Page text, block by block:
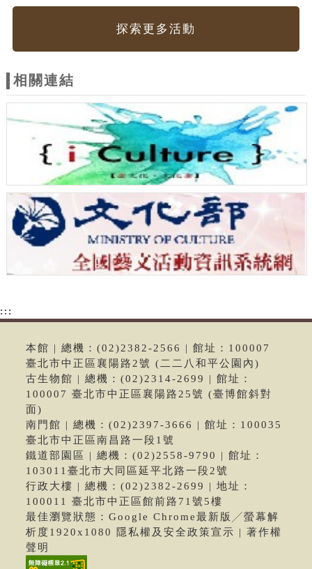
探索更多活動
相關連結
:::
本館 | 總機：(02)2382-2566 | 館址：100007
臺北市中正區襄陽路2號 (二二八和平公園內)
古生物館 | 總機：(02)2314-2699 | 館址：
100007 臺北市中正區襄陽路25號 (臺博館斜對
面)
南門館 | 總機：(02)2397-3666 | 館址：100035
臺北市中正區南昌路一段1號
鐵道部園區 | 總機：(02)2558-9790 | 館址：
103011臺北市大同區延平北路一段2號
行政大樓 | 總機：(02)2382-2699 | 地址：
100011 臺北市中正區館前路71號5樓
最佳瀏覽狀態：Google Chrome最新版╱螢幕解
析度1920x1080 隱私權及安全政策宣示 | 著作權
聲明